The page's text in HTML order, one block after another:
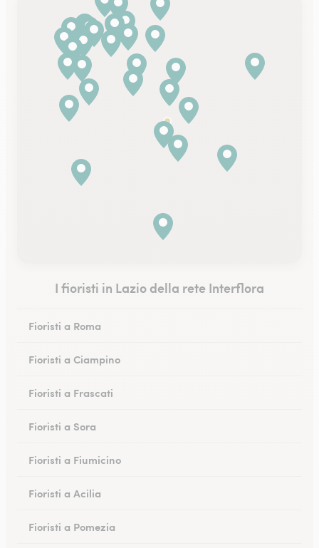
I fioristi in Lazio della rete Interflora
Fioristi a Roma
Fioristi a Ciampino
Fioristi a Frascati
Fioristi a Sora
Fioristi a Fiumicino
Fioristi a Acilia
Fioristi a Pomezia